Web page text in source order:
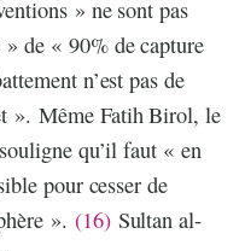
» ne sont pas
de « 90% de capture
n’est pas de
». Même Fatih Birol, le
qu’il faut « en
pour cesser de
». (16)Sultan al-